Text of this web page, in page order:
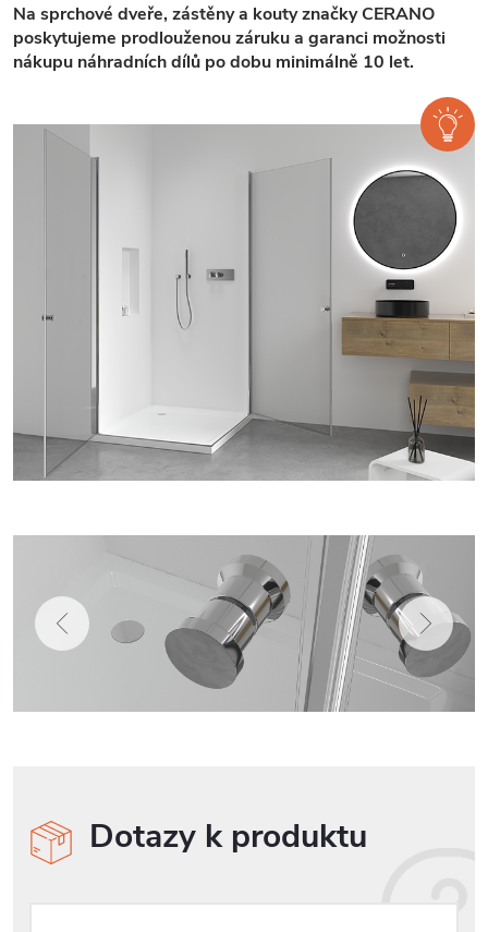
Na sprchové dveře, zástěny a kouty značky CERANO
poskytujeme prodlouženou záruku a garanci možnosti
nákupu náhradních dílů po dobu minimálně 10 let.
Dotazy k produktu